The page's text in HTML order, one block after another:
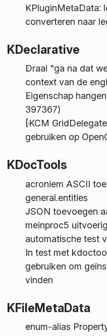
KPluginMetaData:
converteren naar
KDeclarative
Draai "ga na dat
context van de
Eigenschap
397367)
[KCM
gebruiken op
KDocTools
acroniem ASCII
general.entities
JSON toevoegen
meinproc5
automatische test
In test met
gebruiken om
vinden
KFileMetaData
enum-alias